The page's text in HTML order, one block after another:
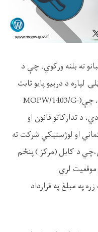
ته بلنه ورکوي، چې د
لپاره د درېيوپایوثابت
،چې(MOPW/1403/G-
د تدارکاتو قانون او
او لوژستیکي شرکت ته
د کابل (مرکز ) پنځم
لري
په مبلغ په قرارداد